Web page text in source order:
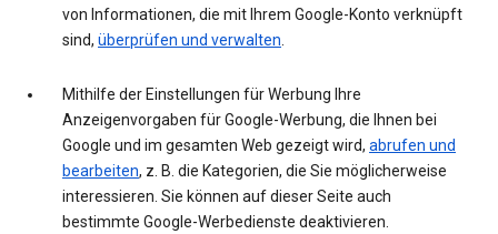
von Informationen, die mit Ihrem Google-Konto verknüpft
sind, überprüfen und verwalten.
Mithilfe der Einstellungen für Werbung Ihre
Anzeigenvorgaben für Google-Werbung, die Ihnen bei
Google und im gesamten Web gezeigt wird, abrufen und
bearbeiten, z. B. die Kategorien, die Sie möglicherweise
interessieren. Sie können auf dieser Seite auch
bestimmte Google-Werbedienste deaktivieren.